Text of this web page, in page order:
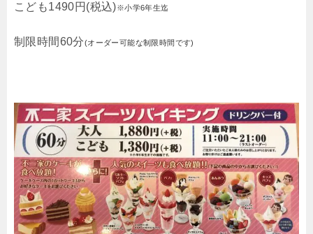
こども1490円(税込)※小学6年生迄
制限時間60分(オーダー可能な制限時間です)